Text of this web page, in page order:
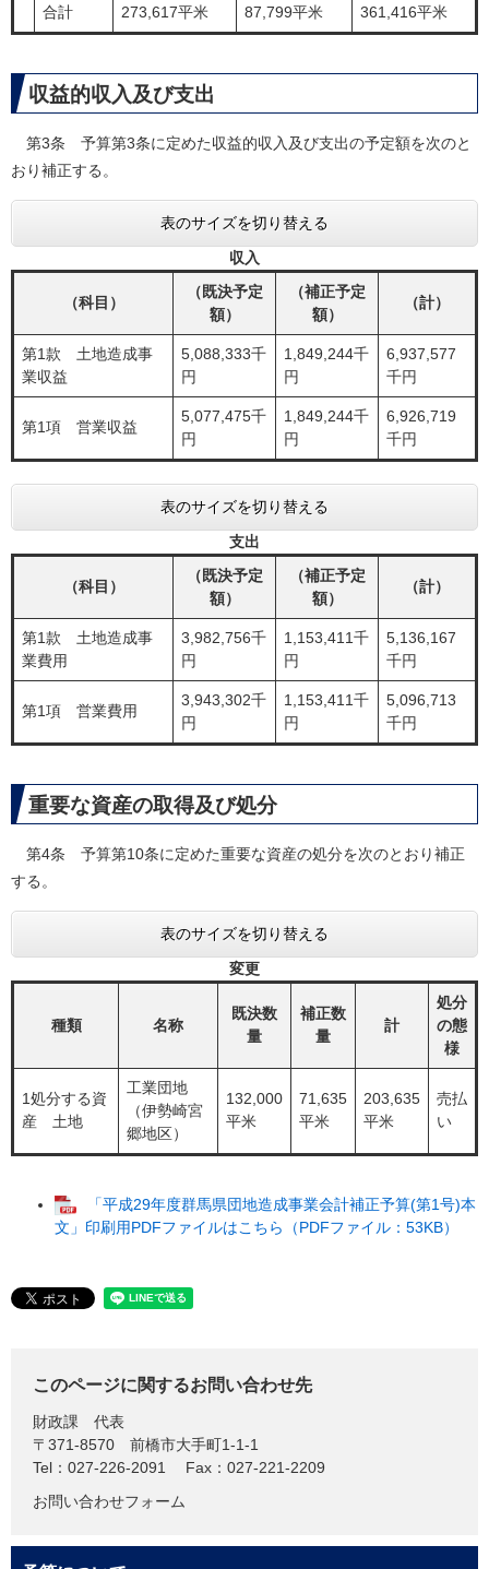
合計 273,617平米 87,799平米 361,416平米
収益的収入及び支出
第3条 予算第3条に定めた収益的収入及び支出の予定額を次のと
おり補正する。
表のサイズを切り替える
収入
（科目）
（既決予定
額）
（補正予定
額）
（計）
第1款 土地造成事
業収益
5,088,333千
円
1,849,244千
円
6,937,577
千円
第1項 営業収益
5,077,475千
円
1,849,244千
円
6,926,719
千円
表のサイズを切り替える
支出
（科目）
（既決予定
額）
（補正予定
額）
（計）
第1款 土地造成事
業費用
3,982,756千
円
1,153,411千
円
5,136,167
千円
第1項 営業費用
3,943,302千
円
1,153,411千
円
5,096,713
千円
重要な資産の取得及び処分
第4条 予算第10条に定めた重要な資産の処分を次のとおり補正
する。
表のサイズを切り替える
変更
種類 名称
既決数
量
補正数
量
計
処分
の態
様
1処分する資
産 土地
工業団地
（伊勢崎宮
郷地区）
132,000
平米
71,635
平米
203,635
平米
売払
い
「平成29年度群馬県団地造成事業会計補正予算(第1号)本
文」印刷用PDFファイルはこちら（PDFファイル：53KB）
このページに関するお問い合わせ先
財政課
代表
〒371-8570
前橋市大手町1-1-1
Tel：027-226-2091
Fax：027-221-2209
お問い合わせフォーム